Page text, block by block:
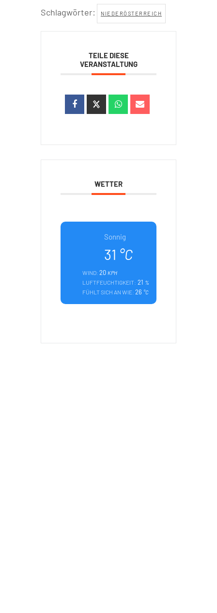
Schlagwörter: NIEDERÖSTERREICH
TEILE DIESE
VERANSTALTUNG
WETTER
Sonnig
31 °C
WIND:20 KPH
LUFTFEUCHTIGKEIT: 21 %
FÜHLT SICH AN WIE:26 °C